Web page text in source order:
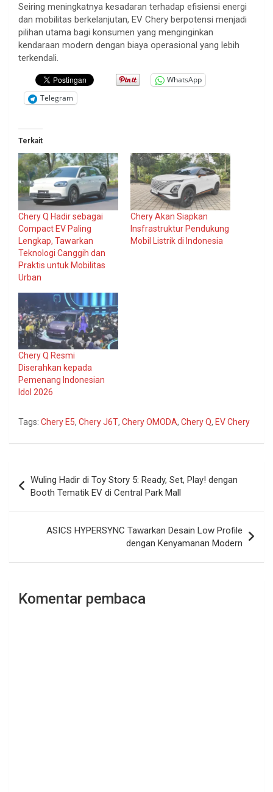
Seiring meningkatnya kesadaran terhadap efisiensi energi
dan mobilitas berkelanjutan, EV Chery berpotensi menjadi
pilihan utama bagi konsumen yang menginginkan
kendaraan modern dengan biaya operasional yang lebih
terkendali.
WhatsApp
Telegram
Terkait
Chery Q Hadir sebagai
Compact EV Paling
Lengkap, Tawarkan
Teknologi Canggih dan
Praktis untuk Mobilitas
Urban
Chery Akan Siapkan
Insfrastruktur Pendukung
Mobil Listrik di Indonesia
Chery Q Resmi
Diserahkan kepada
Pemenang Indonesian
Idol 2026
Tags: Chery E5, Chery J6T, Chery OMODA, Chery Q, EV Chery
pos
Wuling Hadir di Toy Story 5: Ready, Set, Play! dengan
Booth Tematik EV di Central Park Mall
ASICS HYPERSYNC Tawarkan Desain Low Profile
dengan Kenyamanan Modern
Komentar pembaca